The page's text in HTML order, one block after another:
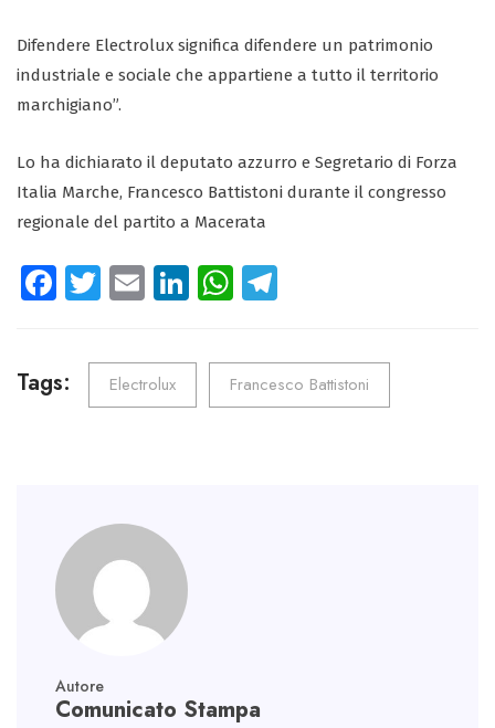
Difendere Electrolux significa difendere un patrimonio
industriale e sociale che appartiene a tutto il territorio
marchigiano”.
Lo ha dichiarato il deputato azzurro e Segretario di Forza
Italia Marche, Francesco Battistoni durante il congresso
regionale del partito a Macerata
Fa
o
ok
T
tt
er
E
ail
Li
e
n
W
ts
A
p
gr
a
m
Tags: Electrolux Francesco Battistoni
Autore
Comunicato Stampa